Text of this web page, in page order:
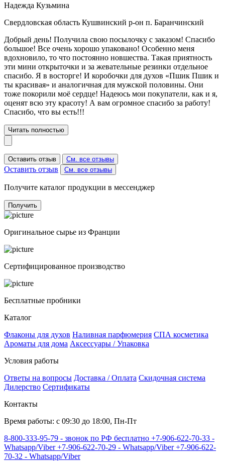
Надежда Кузьмина
Свердловская область Кушвинский р-он п. Баранчинский
Добрый день! Получила свою посылочку с заказом! Спасибо
большое! Все очень хорошо упаковано! Особенно меня
вдохновило, то что постоянно новшества. Такая приятность
эти мини открыточки и за жевательные резинки отдельное
спасибо. Я в восторге! И коробочки для духов «Пшик Пшик и
ты красивая» и аналогичная для мужской половины. Они
тоже покорили моё сердце! Надеюсь мои покупатели, как и я,
оценят всю эту красоту! А вам огромное спасибо за работу!
Спасибо, что вы есть!!!
Читать полностью
Оставить отзыв См. все отзывы
Оставить отзыв См. все отзывы
Получите каталог продукции в мессенджер
Получить
Оригинальное сырье из Франции
Сертифицированное производство
Бесплатные пробники
Каталог
Флаконы для духов Наливная парфюмерия СПА косметика
Ароматы для дома Аксессуары / Упаковка
Условия работы
Ответы на вопросы Доставка / Оплата Скидочная система
Дилерство Сертификаты
Контакты
Время работы: с 09:30 до 18:00, Пн-Пт
8-800-333-95-79 - звонок по РФ бесплатно +7-906-622-70-33 -
Whatsapp/Viber+7-906-622-70-29 - Whatsapp/Viber+7-906-622-
70-32 - Whatsapp/Viber